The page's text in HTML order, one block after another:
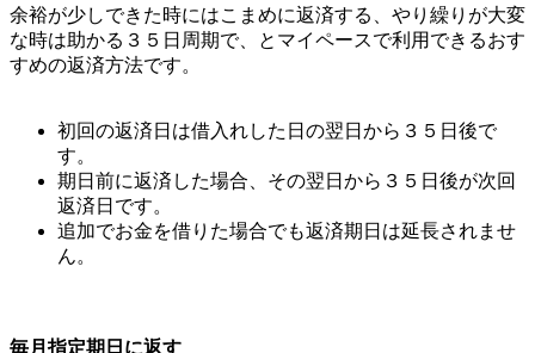
余裕が少しできた時にはこまめに返済する、やり繰りが大変
な時は助かる３５日周期で、とマイペースで利用できるおす
すめの返済方法です。
初回の返済日は借入れした日の翌日から３５日後で
す。
期日前に返済した場合、その翌日から３５日後が次回
返済日です。
追加でお金を借りた場合でも返済期日は延長されませ
ん。
毎月指定期日に返す